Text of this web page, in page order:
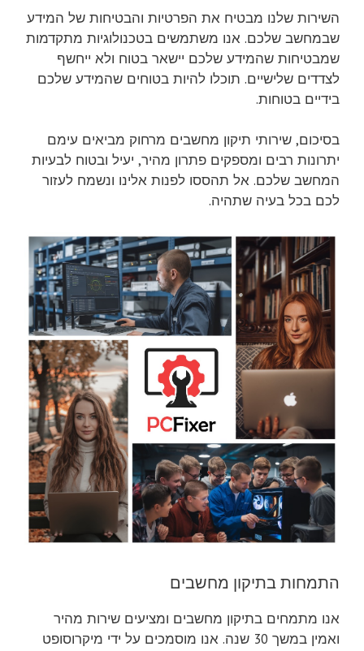
השירות שלנו מבטיח את הפרטיות והבטיחות של המידע
שבמחשב שלכם. אנו משתמשים בטכנולוגיות מתקדמות
שמבטיחות שהמידע שלכם יישאר בטוח ולא ייחשף
לצדדים שלישיים. תוכלו להיות בטוחים שהמידע שלכם
בידיים בטוחות.
בסיכום, שירותי תיקון מחשבים מרחוק מביאים עימם
יתרונות רבים ומספקים פתרון מהיר, יעיל ובטוח לבעיות
המחשב שלכם. אל תהססו לפנות אלינו ונשמח לעזור
לכם בכל בעיה שתהיה.
התמחות בתיקון מחשבים
אנו מתמחים בתיקון מחשבים ומציעים שירות מהיר
ואמין במשך 30 שנה. אנו מוסמכים על ידי מיקרוסופט